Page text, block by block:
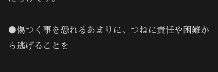
●傷つく事を恐れるあまりに、つねに責任や困難か
ら逃げることを